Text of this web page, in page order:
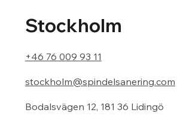
Stockholm
+46 76 009 93 11
Bodalsvägen 12, 181 36 Lidingö
stockholm@spindelsanering.com